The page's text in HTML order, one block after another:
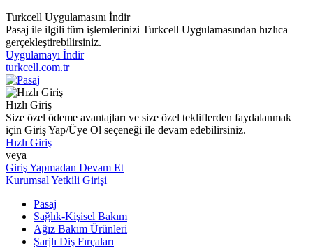
Turkcell Uygulamasını İndir
Pasaj ile ilgili tüm işlemlerinizi Turkcell Uygulamasından hızlıca
gerçekleştirebilirsiniz.
Uygulamayı İndir
turkcell.com.tr
Hızlı Giriş
Size özel ödeme avantajları ve size özel tekliflerden faydalanmak
için Giriş Yap/Üye Ol seçeneği ile devam edebilirsiniz.
Hızlı Giriş
veya
Giriş Yapmadan Devam Et
Kurumsal Yetkili Girişi
Pasaj
Sağlık-Kişisel Bakım
Ağız Bakım Ürünleri
Şarjlı Diş Fırçaları